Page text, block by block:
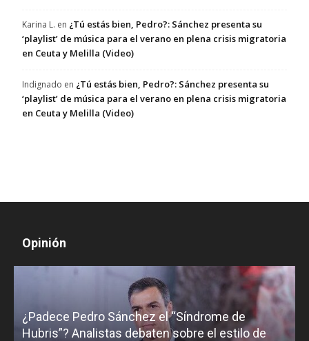
Karina L. en ¿Tú estás bien, Pedro?: Sánchez presenta su
‘playlist’ de música para el verano en plena crisis migratoria
en Ceuta y Melilla (Video)
Indignado en ¿Tú estás bien, Pedro?: Sánchez presenta su
‘playlist’ de música para el verano en plena crisis migratoria
en Ceuta y Melilla (Video)
Opinión
¿Padece Pedro Sánchez el “Síndrome de
Hubris”? Analistas debaten sobre el estilo de